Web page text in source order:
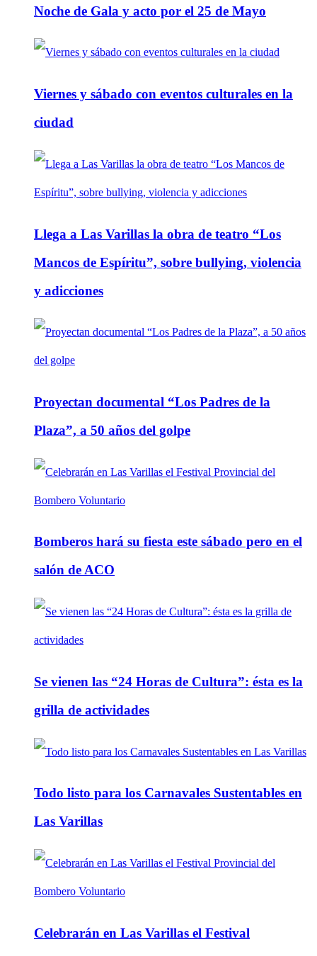
Noche de Gala y acto por el 25 de Mayo
Viernes y sábado con eventos culturales en la
ciudad
Llega a Las Varillas la obra de teatro “Los
Mancos de Espíritu”, sobre bullying, violencia
y adicciones
Proyectan documental “Los Padres de la
Plaza”, a 50 años del golpe
Bomberos hará su fiesta este sábado pero en el
salón de ACO
Se vienen las “24 Horas de Cultura”: ésta es la
grilla de actividades
Todo listo para los Carnavales Sustentables en
Las Varillas
Celebrarán en Las Varillas el Festival